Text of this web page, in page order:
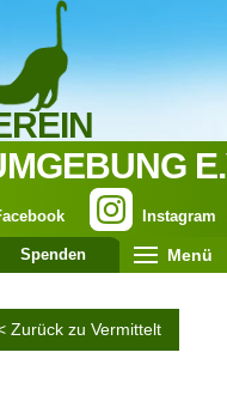
Instagram
Spenden Menü
Zurück zu Vermittelt